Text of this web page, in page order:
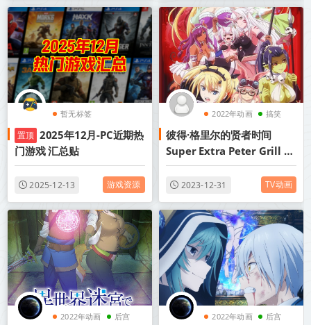
暂无标签
置顶 2025年12月-PC近期热
门游戏 汇总贴
2025-12-13 游戏资源
2022年动画 搞笑
后宫
彼得·格里尔的贤者时间
Super Extra Peter Grill to
Kenja no Jikan: Super
Extra 01-12 合集 1080p 简
中 2022年十月新番
2023-12-31 TV动画
2022年动画 后宫 2022年动画 后宫